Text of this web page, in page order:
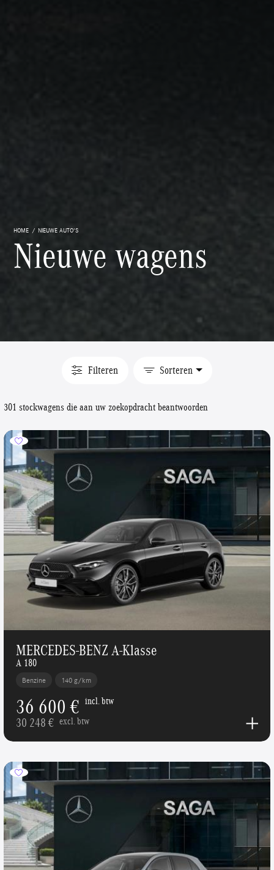
HOME NIEUWE AUTO'S
Nieuwe wagens
Filteren Sorteren
301 stockwagens die aan uw zoekopdracht beantwoorden
MERCEDES-BENZ A-Klasse
A 180
Benzine 140 g/km
36 600 € incl. btw
30 248 € excl. btw